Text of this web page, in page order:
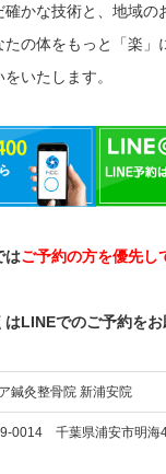
かな技術と、地域の
の体をもっと「楽」
いたします。
はご予約の方を優先し
LINEでのご予約をお
鍼灸整骨院 新浦安院
0014 千葉県浦安市明